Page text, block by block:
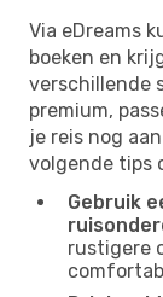
Via eDreams
boeken en
verschillende
premium,
je reis nog
volgende tips
Gebruik
rustigere